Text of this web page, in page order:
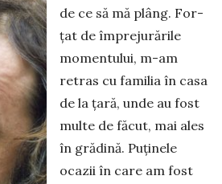
de ce să mă plâng. For­
țat de împrejurările
momentului, m-am
retras cu familia în casa
de la țară, unde au fost
multe de făcut, mai ales
în grădină. Puținele
ocazii în care am fost